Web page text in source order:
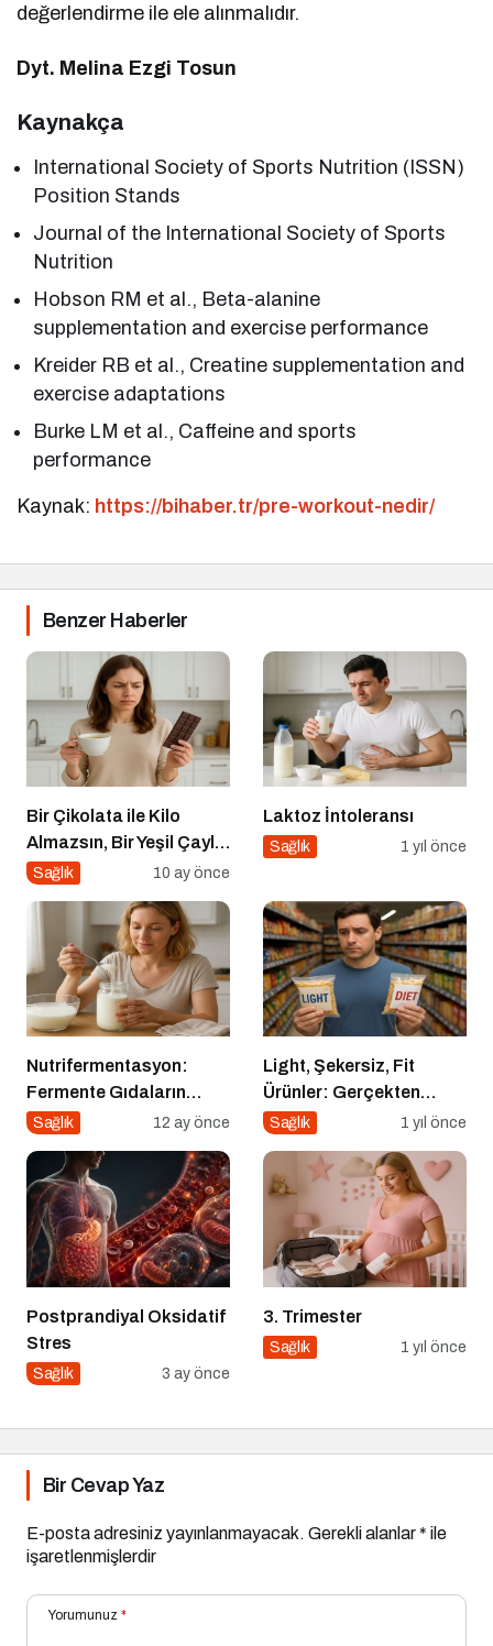
değerlendirme ile ele alınmalıdır.
Dyt. Melina Ezgi Tosun
Kaynakça
International Society of Sports Nutrition (ISSN)
Position Stands
Journal of the International Society of Sports
Nutrition
Hobson RM et al., Beta-alanine
supplementation and exercise performance
Kreider RB et al., Creatine supplementation and
exercise adaptations
Burke LM et al., Caffeine and sports
performance
Kaynak: https://bihaber.tr/pre-workout-nedir/
Benzer Haberler
Bir Çikolata ile Kilo
Almazsın, Bir Yeşil Çayla
da Zayıflamazsın
Sağlık 10 ay önce
Laktoz İntoleransı
Sağlık 1 yıl önce
Nutrifermentasyon:
Fermente Gıdaların
Beslenmedeki Yeri ve
Sağlık 12 ay önce
Light, Şekersiz, Fit
Ürünler: Gerçekten
Daha Sağlıklı mı?
Sağlık 1 yıl önce
Postprandiyal Oksidatif
Stres
Sağlık 3 ay önce
3. Trimester
Sağlık 1 yıl önce
Bir Cevap Yaz
E-posta adresiniz yayınlanmayacak. Gerekli alanlar* ile
işaretlenmişlerdir
Yorumunuz *